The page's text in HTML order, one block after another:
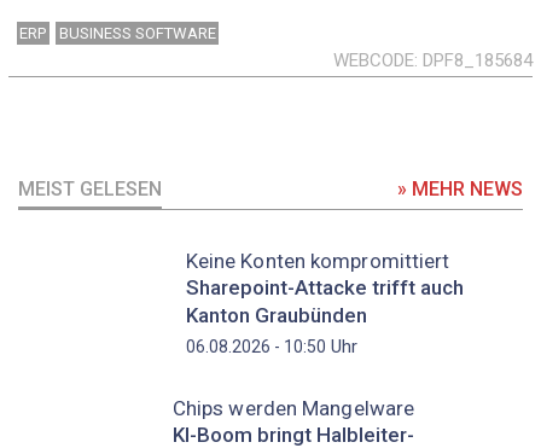
ERP BUSINESS SOFTWARE
WEBCODE DPF8_185684
MEIST GELESEN » MEHR NEWS
Keine Konten kompromittiert
Sharepoint-Attacke trifft auch
Kanton Graubünden
06.08.2026 - 10:50 Uhr
Chips werden Mangelware
KI-Boom bringt Halbleiter-